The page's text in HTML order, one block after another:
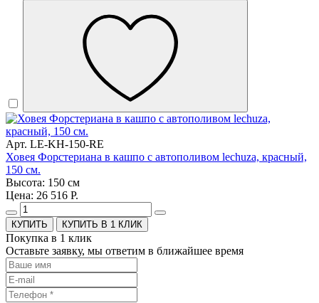
Арт. LE-KH-150-RE
Ховея Форстериана в кашпо с автополивом lechuza, красный,
150 см.
Высота: 150 см
Цена: 26 516 Р.
КУПИТЬ В 1 КЛИК
Покупка в 1 клик
Оставьте заявку, мы ответим в ближайшее время